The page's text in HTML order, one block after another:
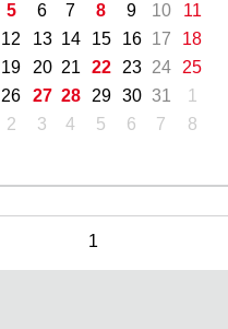
5
6 7 8 9 10
11
12
13 14 15 16 17
18
19
20 21 22 23 24
25
26
27 28 29 30 31
1
2
3 4 5 6 7 8
1